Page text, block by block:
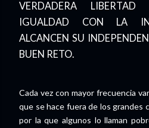
VERDADERA
IGUALDAD CON LA
ALCANCEN SU
BUEN RETO.
Cada vez con mayor frecuencia
que se hace fuera de los grandes
por la que algunos lo llaman